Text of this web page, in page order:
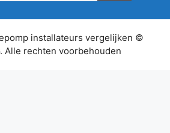
installateurs vergelijken ©
Alle rechten voorbehouden